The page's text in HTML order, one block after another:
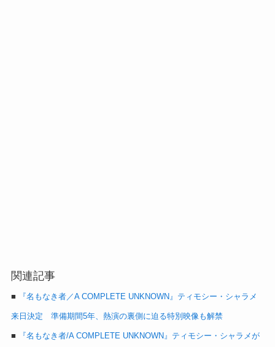
関連記事
■ 『名もなき者／A COMPLETE UNKNOWN』ティモシー・シャラメ
来日決定 準備期間5年、熱演の裏側に迫る特別映像も解禁
■ 『名もなき者/A COMPLETE UNKNOWN』ティモシー・シャラメが